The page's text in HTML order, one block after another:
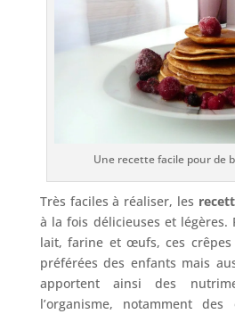
Une recette facile pour de
Très faciles à réaliser, les
à la fois délicieuses et légères.
lait, farine et œufs, ces crêpes
préférées des enfants mais
apportent ainsi des
l’organisme, notamment des